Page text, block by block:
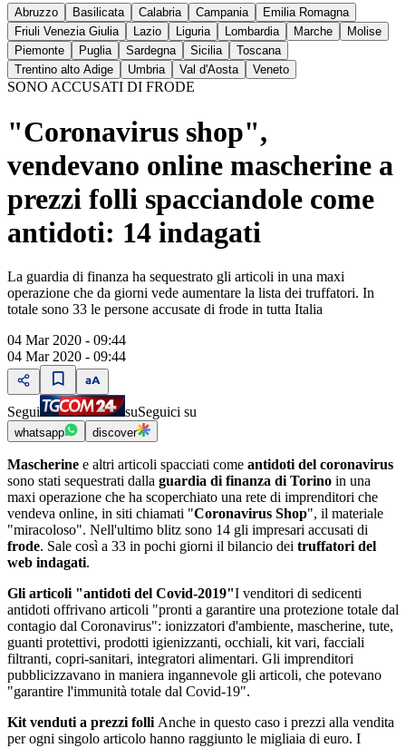
Abruzzo Basilicata Calabria Campania
Emilia Romagna
Friuli Venezia Giulia
Lazio Liguria Lombardia Marche
Molise
Piemonte
Puglia Sardegna Sicilia
Toscana
Trentino alto Adige
Umbria Val d'Aosta Veneto
SONO ACCUSATI DI FRODE
"Coronavirus shop",
vendevano online mascherine a
prezzi folli spacciandole come
antidoti: 14 indagati
La guardia di finanza ha sequestrato gli articoli in una maxi
operazione che da giorni vede aumentare la lista dei truffatori. In
totale sono 33 le persone accusate di frode in tutta Italia
04 Mar 2020 - 09:44
04 Mar 2020 - 09:44
Segui suSeguici su
whatsapp discover
Mascherine e altri articoli spacciati come antidoti del coronavirus
sono stati sequestrati dalla guardia di finanza di Torino in una
maxi operazione che ha scoperchiato una rete di imprenditori che
vendeva online, in siti chiamati "Coronavirus Shop", il materiale
"miracoloso". Nell'ultimo blitz sono 14 gli impresari accusati di
frode. Sale così a 33 in pochi giorni il bilancio dei truffatori del
web indagati.
Gli articoli "antidoti del Covid-2019"I venditori di sedicenti
antidoti offrivano articoli "pronti a garantire una protezione totale dal
contagio dal Coronavirus": ionizzatori d'ambiente, mascherine, tute,
guanti protettivi, prodotti igienizzanti, occhiali, kit vari, facciali
filtranti, copri-sanitari, integratori alimentari. Gli imprenditori
pubblicizzavano in maniera ingannevole gli articoli, che potevano
"garantire l'immunità totale dal Covid-19".
Kit venduti a prezzi folli Anche in questo caso i prezzi alla vendita
per ogni singolo articolo hanno raggiunto le migliaia di euro. I